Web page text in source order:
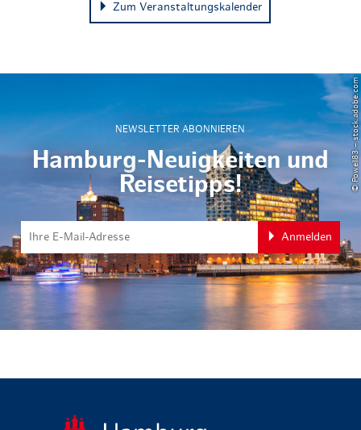
Zum Veranstaltungskalender
NEWSLETTER ABONNIEREN
Hamburg-Neuigkeiten und
Reisetipps!
Anmelden
© Powell83 – stock.adobe.com